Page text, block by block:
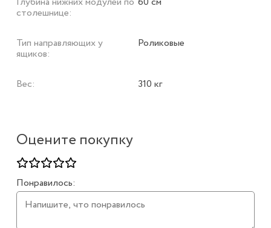
Оцените покупку
Понравилось:
столешнице:
Тип направляющих у
ящиков:
Роликовые
Вес: 310 кг